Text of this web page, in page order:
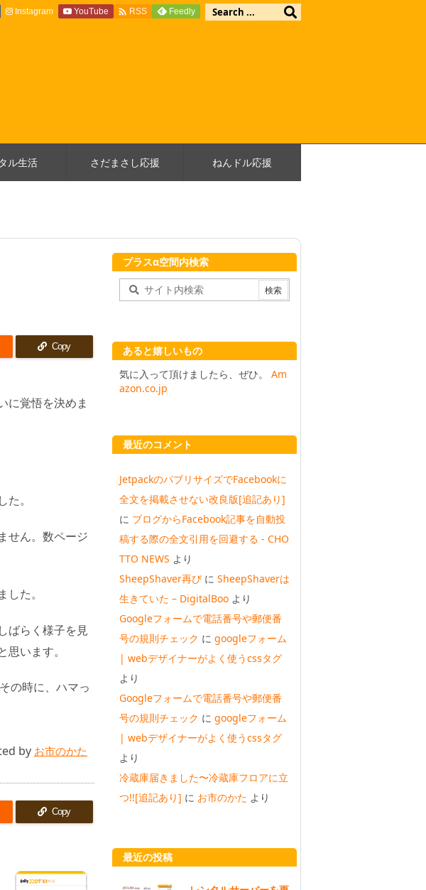
ル生活 さだまさし応援 ねんドル応援
Instagram YouTube  RSS Feedly
Copy
に覚悟を決めま
。
せん。数ページ
た。
ばらく様子を見
います。
の時に、ハマっ
by お市のかた
Copy
プラスα空間内検索
あると嬉しいもの
気に入って頂けましたら、ぜひ。 Am
azon.co.jp
最近のコメント
JetpackのパブリサイズでFacebookに
全文を掲載させない改良版[追記あり]
に ブログからFacebook記事を自動投
稿する際の全文引用を回避する - CHO
TTO NEWS より
SheepShaver再び に SheepShaverは
生きていた – DigitalBoo より
Googleフォームで電話番号や郵便番
号の規則チェック に googleフォーム
| webデザイナーがよく使うcssタグ
より
Googleフォームで電話番号や郵便番
号の規則チェック に googleフォーム
| webデザイナーがよく使うcssタグ
より
冷蔵庫届きました〜冷蔵庫フロアに立
つ!![追記あり] に お市のかた より
最近の投稿